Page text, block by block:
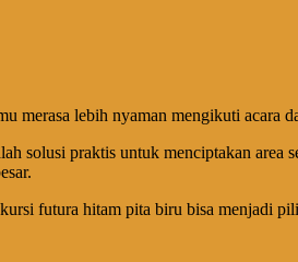
merasa lebih nyaman mengikuti acara
solusi praktis untuk menciptakan
futura hitam pita biru bisa menjadi